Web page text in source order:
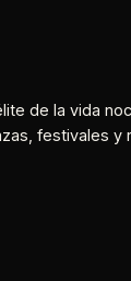
de la vida
festivales y